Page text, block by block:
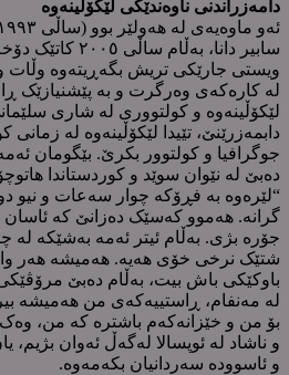
دامەزراندنی ناوەندێکی لێکۆڵینەوە
سابیر دانا،
ویستی جارێکی تریش بگەڕیتەوە وڵات
لە کارەکەی وەرگرت و بە پێشنیازێک
لێکۆڵینەوە و کولتووری لە شاری
دابمەزرێنێ، تێیدا لێکۆڵینەوە لە
جوگرافیا و کولتوور بکرێ. بێگومان
دەبێ لە نێوان سوێد و کوردستاندا
“لێرەوە بە فڕۆکە چوار سەعات و نیو
گرانە. هەموو کەسێک دەزانێ کە
جۆرە بژی. بەڵام ئیتر ئەمە بەشێکە
شتێک نرخی خۆی هەیە. هەمیشە هەر وا
باوکێکی باش بیت، بەڵام دەبێ
لە مەنفام، ڕاستییەکەی من هەمیشە
بۆ من و خێزانەکەم باشترە کە من،
و ناشاد لە ئوپسالا لەگەڵ ئەوان بژیم،
و ئاسوودە سەردانیان بکەمەوە.